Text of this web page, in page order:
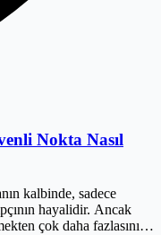
Nokta Nasıl
kalbinde, sadece
hayalidir. Ancak
çok daha fazlasını;